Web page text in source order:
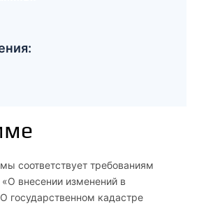
соответствует требованиям
внесении изменений в
государственном кадастре